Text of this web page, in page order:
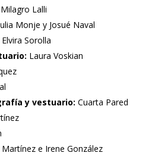
Lalli
Monje y Josué Naval
Elvira Sorolla
Laura Voskian
y vestuario: Cuarta Pared
Martínez e Irene González